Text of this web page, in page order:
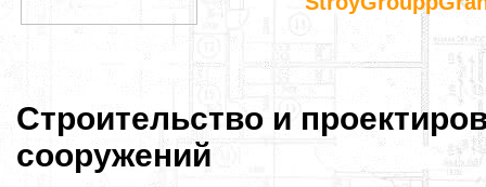
Строительство и
сооружений